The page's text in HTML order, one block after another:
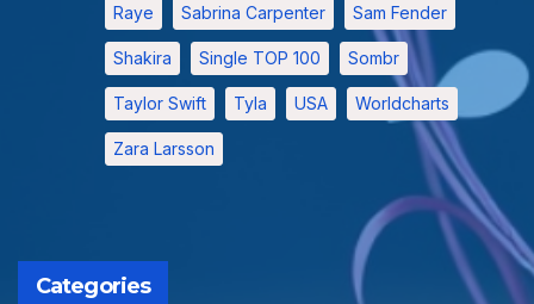
Raye Sabrina Carpenter Sam Fender
Shakira Single TOP 100 Sombr
Taylor Swift Tyla USA Worldcharts
Zara Larsson
Categories